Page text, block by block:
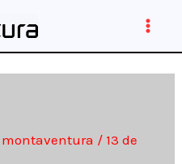
montaventura / 13 de